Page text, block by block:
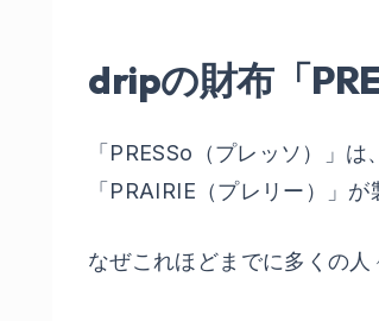
dripの財布「
「PRESSo（プレッソ）」
「PRAIRIE（プレリー）」
なぜこれほどまでに多くの